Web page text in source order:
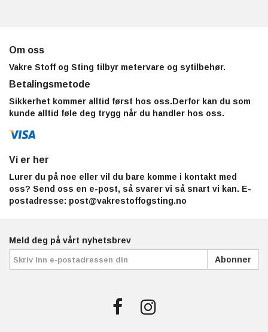
Om oss
Vakre Stoff og Sting tilbyr metervare og sytilbehør.
Betalingsmetode
Sikkerhet kommer alltid først hos oss.Derfor kan du som
kunde alltid føle deg trygg når du handler hos oss.
Vi er her
Lurer du på noe eller vil du bare komme i kontakt med
oss? Send oss en e-post, så svarer vi så snart vi kan. E-
postadresse: post@vakrestoffogsting.no
Meld deg på vårt nyhetsbrev
Abonner